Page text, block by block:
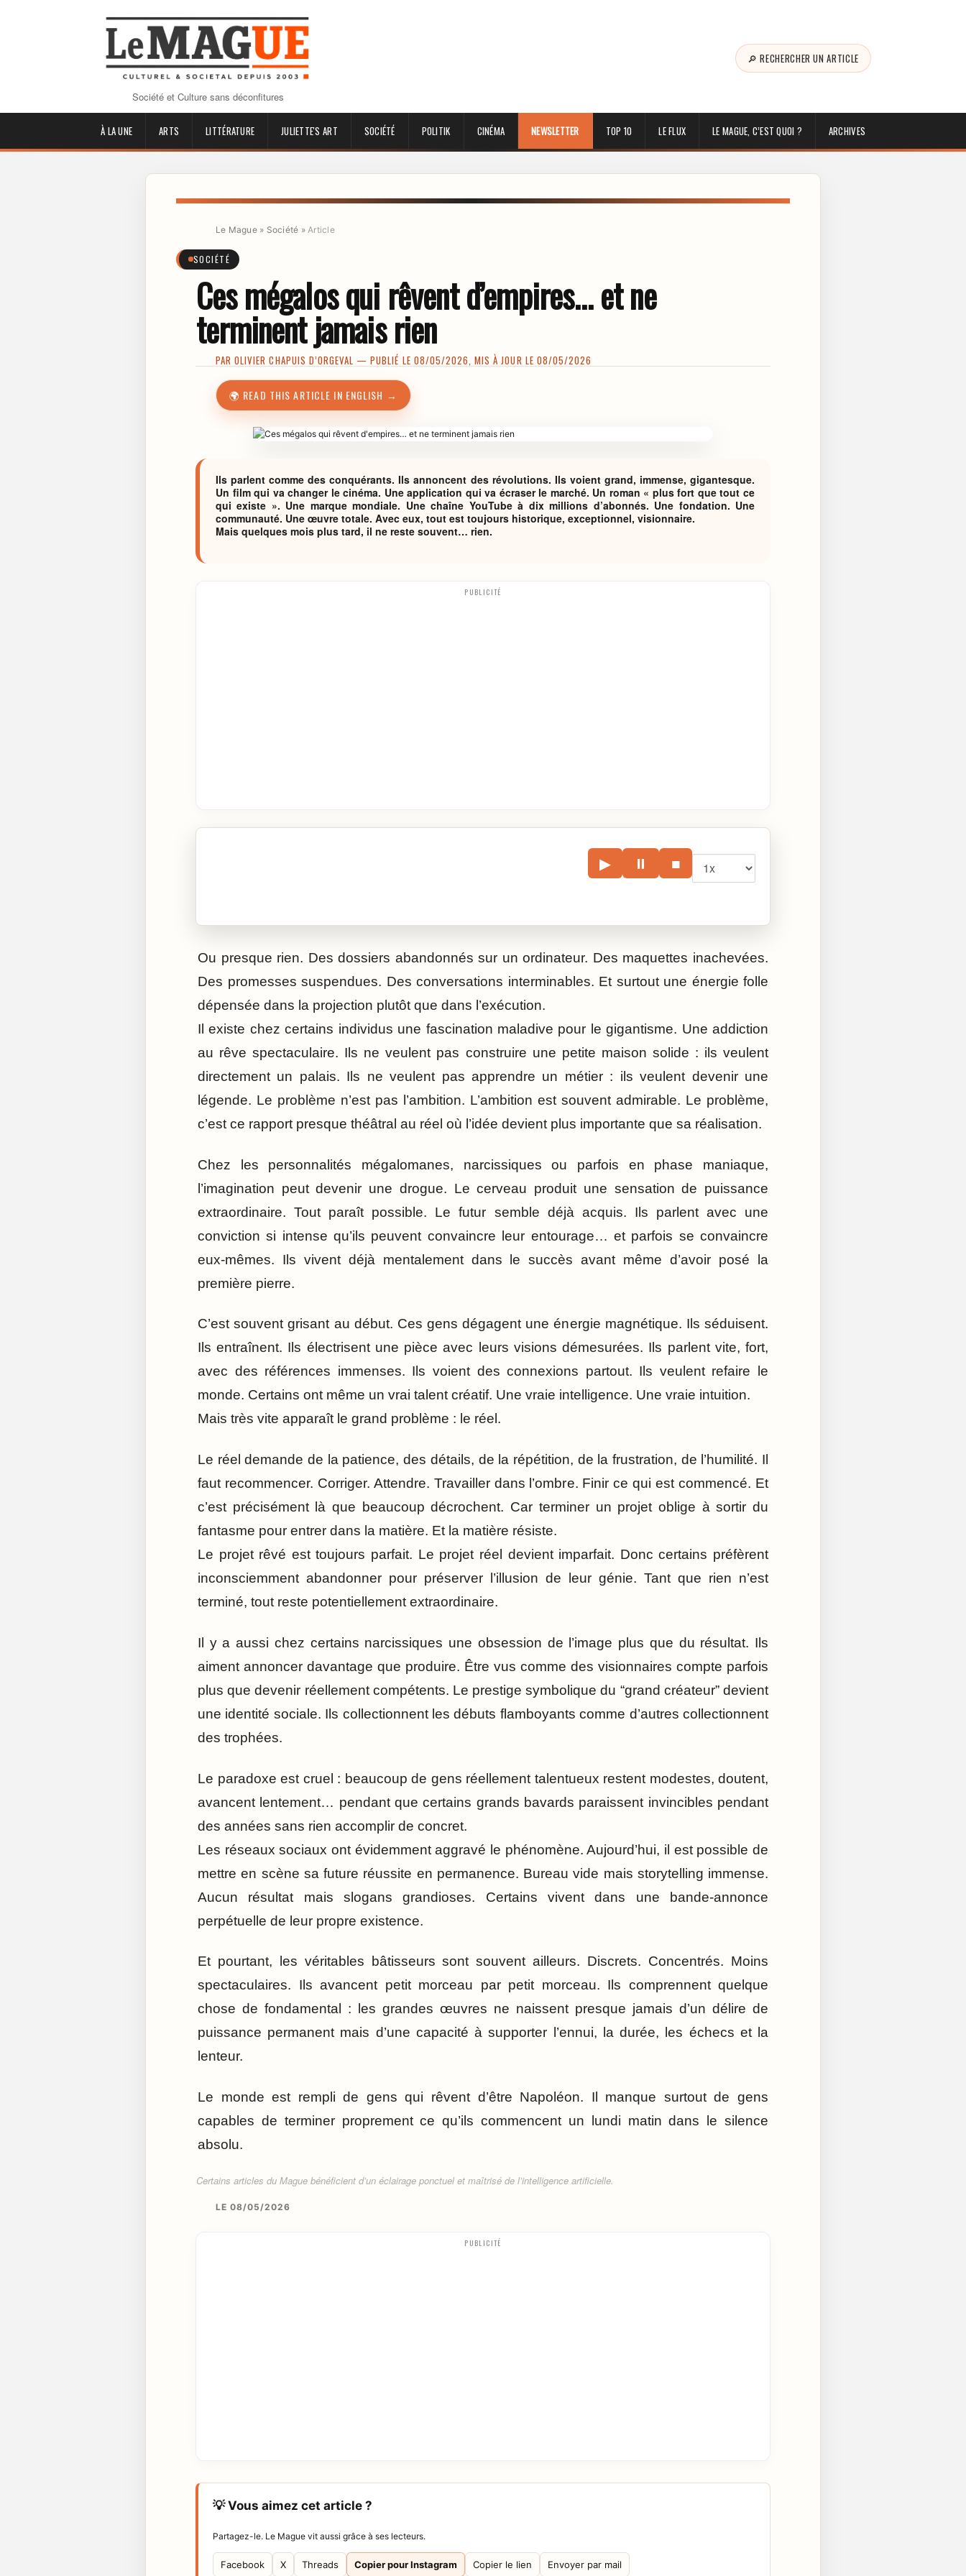
Société et Culture sans déconfitures
🔎 RECHERCHER UN ARTICLE
À LA UNE ARTS LITTÉRATURE JULIETTE'S ART SOCIÉTÉ POLITIK CINÉMA NEWSLETTER TOP 10 LE FLUX LE MAGUE, C’EST QUOI ? ARCHIVES
Le Mague» Société » Article
SOCIÉTÉ
Ces mégalos qui rêvent d’empires… et ne
terminent jamais rien
PAROLIVIER CHAPUIS D’ORGEVAL — PUBLIÉ LE 08/05/2026, MIS À JOUR LE 08/05/2026
🌍 READ THIS ARTICLE IN ENGLISH →
Ils parlent comme des conquérants. Ils annoncent des révolutions. Ils voient grand, immense, gigantesque.
Un film qui va changer le cinéma. Une application qui va écraser le marché. Un roman « plus fort que tout ce
qui existe ». Une marque mondiale. Une chaîne YouTube à dix millions d’abonnés. Une fondation. Une
communauté. Une œuvre totale. Avec eux, tout est toujours historique, exceptionnel, visionnaire.
Mais quelques mois plus tard, il ne reste souvent… rien.
PUBLICITÉ
▶ ⏸ ■
Ou presque rien. Des dossiers abandonnés sur un ordinateur. Des maquettes inachevées.
Des promesses suspendues. Des conversations interminables. Et surtout une énergie folle
dépensée dans la projection plutôt que dans l’exécution.
Il existe chez certains individus une fascination maladive pour le gigantisme. Une addiction
au rêve spectaculaire. Ils ne veulent pas construire une petite maison solide : ils veulent
directement un palais. Ils ne veulent pas apprendre un métier : ils veulent devenir une
légende. Le problème n’est pas l’ambition. L’ambition est souvent admirable. Le problème,
c’est ce rapport presque théâtral au réel où l’idée devient plus importante que sa réalisation.
Chez les personnalités mégalomanes, narcissiques ou parfois en phase maniaque,
l’imagination peut devenir une drogue. Le cerveau produit une sensation de puissance
extraordinaire. Tout paraît possible. Le futur semble déjà acquis. Ils parlent avec une
conviction si intense qu’ils peuvent convaincre leur entourage… et parfois se convaincre
eux-mêmes. Ils vivent déjà mentalement dans le succès avant même d’avoir posé la
première pierre.
C’est souvent grisant au début. Ces gens dégagent une énergie magnétique. Ils séduisent.
Ils entraînent. Ils électrisent une pièce avec leurs visions démesurées. Ils parlent vite, fort,
avec des références immenses. Ils voient des connexions partout. Ils veulent refaire le
monde. Certains ont même un vrai talent créatif. Une vraie intelligence. Une vraie intuition.
Mais très vite apparaît le grand problème : le réel.
Le réel demande de la patience, des détails, de la répétition, de la frustration, de l’humilité. Il
faut recommencer. Corriger. Attendre. Travailler dans l’ombre. Finir ce qui est commencé. Et
c’est précisément là que beaucoup décrochent. Car terminer un projet oblige à sortir du
fantasme pour entrer dans la matière. Et la matière résiste.
Le projet rêvé est toujours parfait. Le projet réel devient imparfait. Donc certains préfèrent
inconsciemment abandonner pour préserver l’illusion de leur génie. Tant que rien n’est
terminé, tout reste potentiellement extraordinaire.
Il y a aussi chez certains narcissiques une obsession de l’image plus que du résultat. Ils
aiment annoncer davantage que produire. Être vus comme des visionnaires compte parfois
plus que devenir réellement compétents. Le prestige symbolique du “grand créateur” devient
une identité sociale. Ils collectionnent les débuts flamboyants comme d’autres collectionnent
des trophées.
Le paradoxe est cruel : beaucoup de gens réellement talentueux restent modestes, doutent,
avancent lentement… pendant que certains grands bavards paraissent invincibles pendant
des années sans rien accomplir de concret.
Les réseaux sociaux ont évidemment aggravé le phénomène. Aujourd’hui, il est possible de
mettre en scène sa future réussite en permanence. Bureau vide mais storytelling immense.
Aucun résultat mais slogans grandioses. Certains vivent dans une bande-annonce
perpétuelle de leur propre existence.
Et pourtant, les véritables bâtisseurs sont souvent ailleurs. Discrets. Concentrés. Moins
spectaculaires. Ils avancent petit morceau par petit morceau. Ils comprennent quelque
chose de fondamental : les grandes œuvres ne naissent presque jamais d’un délire de
puissance permanent mais d’une capacité à supporter l’ennui, la durée, les échecs et la
lenteur.
Le monde est rempli de gens qui rêvent d’être Napoléon. Il manque surtout de gens
capables de terminer proprement ce qu’ils commencent un lundi matin dans le silence
absolu.
Certains articles du Mague bénéficient d’un éclairage ponctuel et maîtrisé de l’intelligence artificielle.
LE 08/05/2026
PUBLICITÉ
💡 Vous aimez cet article ?
Partagez-le. Le Mague vit aussi grâce à ses lecteurs.
Facebook X Threads Copier pour Instagram Copier le lien Envoyer par mail